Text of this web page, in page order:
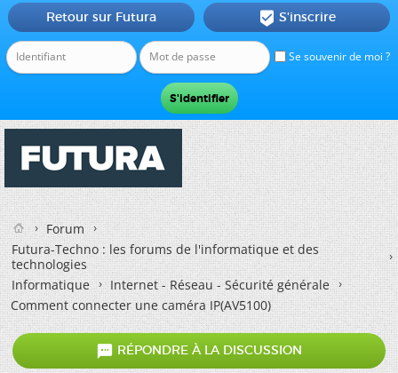
Se souvenir de moi ?
Retour sur Futura  S'inscrire
Forum
Futura-Techno : les forums de l'informatique et des
technologies
Informatique
Internet - Réseau - Sécurité générale
Comment connecter une caméra IP(AV5100)
 RÉPONDRE À LA DISCUSSION